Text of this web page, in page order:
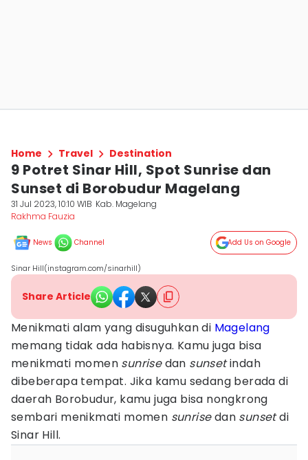
Home Travel Destination
9 Potret Sinar Hill, Spot Sunrise dan
Sunset di Borobudur Magelang
31 Jul 2023, 10:10 WIB Kab. Magelang
Rakhma Fauzia
News Channel Add Us on Google
Sinar Hill(instagram.com/sinarhill)
Share Article
Menikmati alam yang disuguhkan di Magelang
memang tidak ada habisnya. Kamu juga bisa
menikmati momen sunrisedan sunsetindah
dibeberapa tempat. Jika kamu sedang berada di
daerah Borobudur, kamu juga bisa nongkrong
sembari menikmati momen sunrisedan sunsetdi
Sinar Hill.